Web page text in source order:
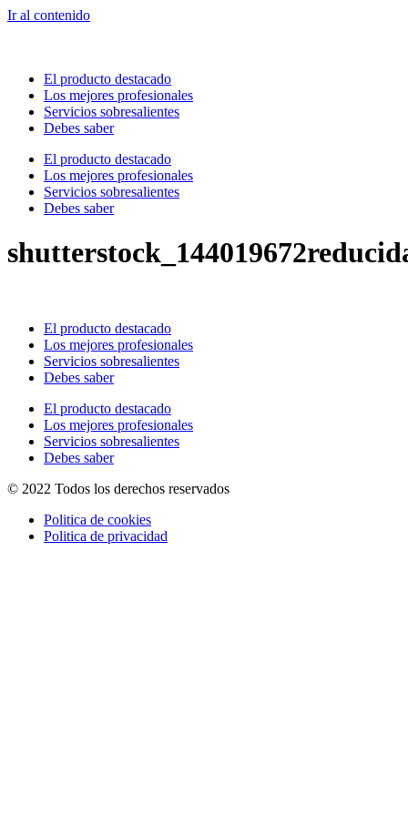
Ir al contenido
El producto destacado
Los mejores profesionales
Servicios sobresalientes
Debes saber
El producto destacado
Los mejores profesionales
Servicios sobresalientes
Debes saber
El producto destacado
Los mejores profesionales
Servicios sobresalientes
Debes saber
El producto destacado
Los mejores profesionales
Servicios sobresalientes
Debes saber
© 2022 Todos los derechos reservados
Politica de cookies
Politica de privacidad